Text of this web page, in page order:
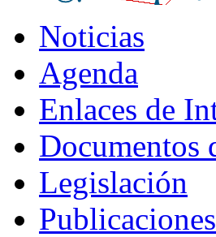
Noticias
Agenda
Enlaces de
Documentos
Legislación